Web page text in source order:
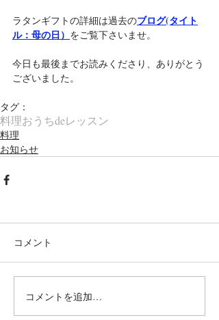
ラタンギフトの詳細は過去のブログ(タイト
ル：母の日） をご覧下さいませ。
今日も最後までお読みくださり、ありがとう
ございました。
タグ：
料理おうちdeレッスン
料理
お知らせ
コメント
コメントを追加…